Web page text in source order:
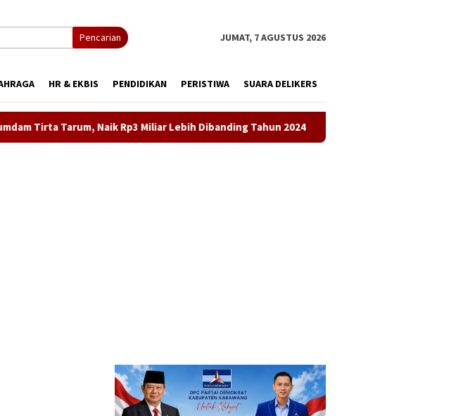
Pencarian JUMAT, 7 AGUSTUS 2026
HR & EKBIS PENDIDIKAN PERISTIWA SUARA DELIKERS
Rp3 Miliar Lebih Dibanding Tahun 2024 LKBH LPKSM Satria Desak Kejari Karawang